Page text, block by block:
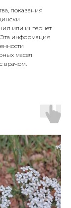
показания
или интернет
информация
масел
врачом.